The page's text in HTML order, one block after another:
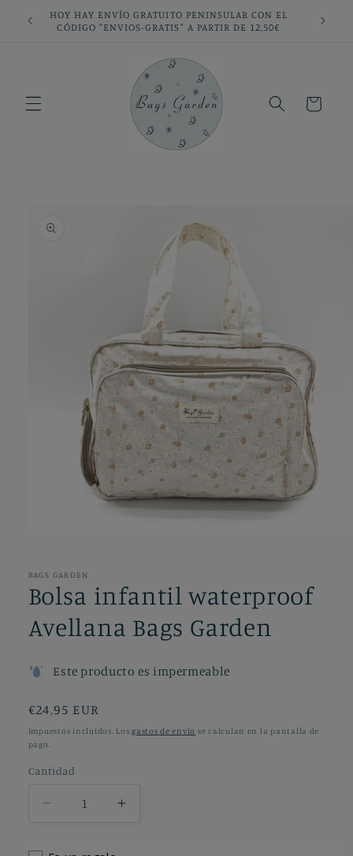
directamente
al contenido
HOY HAY ENVÍO GRATUITO PENINSULAR CON EL
CÓDIGO "ENVIOS-GRATIS" A PARTIR DE 12,50€
Carrito
información
1
una
ventana
modal
BAGS GARDEN
Bolsa infantil waterproof
Avellana Bags Garden
Este producto es impermeable
Precio
habitual
€24,95 EUR
Impuestos incluidos. Losgastos de envío se calculan en la pantalla de
pago.
Cantidad
Cantidad
Reducir
Aumentar